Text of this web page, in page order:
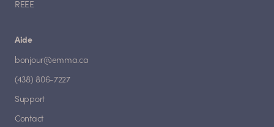
REEE
Aide
bonjour@emma.ca
(438) 806-7227
Support
Contact